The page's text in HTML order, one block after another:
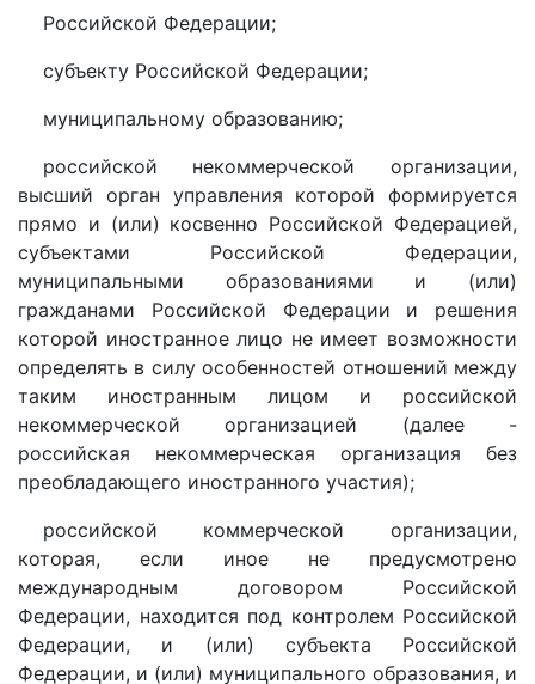
Российской Федерации;
субъекту Российской Федерации;
муниципальному образованию;
российской некоммерческой организации,
высший орган управления которой формируется
прямо и (или) косвенно Российской Федерацией,
субъектами Российской Федерации,
муниципальными образованиями и (или)
гражданами Российской Федерации и решения
которой иностранное лицо не имеет возможности
определять в силу особенностей отношений между
таким иностранным лицом и российской
некоммерческой организацией (далее -
российская некоммерческая организация без
преобладающего иностранного участия);
российской коммерческой организации,
которая, если иное не предусмотрено
международным договором Российской
Федерации, находится под контролем Российской
Федерации, и (или) субъекта Российской
Федерации, и (или) муниципального образования, и